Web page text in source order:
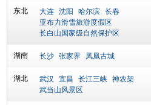
东北 大连 沈阳 哈尔滨 长春
亚布力滑雪旅游度假区
长白山国家级自然保护区
湖南 长沙 张家界 凤凰古城
湖北 武汉 宜昌 长江三峡 神农架
武当山风景区